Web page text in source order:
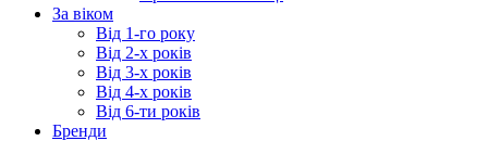
За віком
Від 1-го року
Від 2-х років
Від 3-х років
Від 4-х років
Від 6-ти років
Бренди